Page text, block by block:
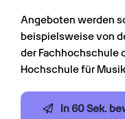
Angeboten werden
beispielsweise von
der Fachhochschule
Hochschule für
In 60 Sek.